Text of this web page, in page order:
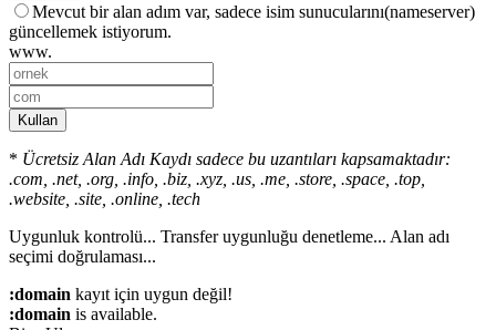
Mevcut bir alan adım var, sadece isim sunucularını(nameserver)
güncellemek istiyorum.
www.
Kullan
* Ücretsiz Alan Adı Kaydı sadece bu uzantıları kapsamaktadır:
.com, .net, .org, .info, .biz, .xyz, .us, .me, .store, .space, .top,
.website, .site, .online, .tech
Uygunluk kontrolü... Transfer uygunluğu denetleme... Alan adı
seçimi doğrulaması...
:domain kayıt için uygun değil!
:domain is available.